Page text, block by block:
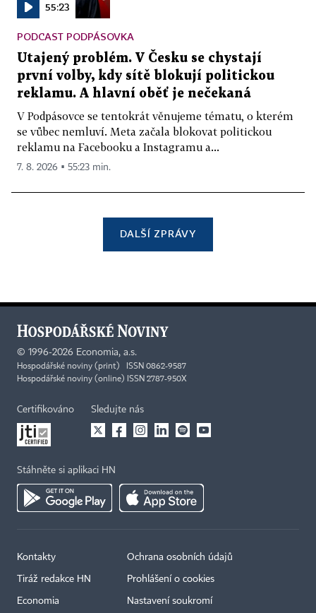
55:23
PODCAST PODPÁSOVKA
Utajený problém. V Česku se chystají
první volby, kdy sítě blokují politickou
reklamu. A hlavní oběť je nečekaná
V Podpásovce se tentokrát věnujeme tématu, o kterém
se vůbec nemluví. Meta začala blokovat politickou
reklamu na Facebooku a Instagramu a...
7. 8. 2026 ▪ 55:23 min.
DALŠÍ ZPRÁVY
© 1996-2026 Economia, a.s.
Hospodářské noviny (print) ISSN 0862-9587
Hospodářské noviny (online) ISSN 2787-950X
Certifikováno Sledujte nás
Stáhněte si aplikaci HN
Kontakty
Tiráž redakce HN
Economia
Ochrana osobních údajů
Prohlášení o cookies
Nastavení soukromí